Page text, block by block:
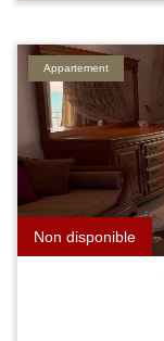
Non disponible
Appartement